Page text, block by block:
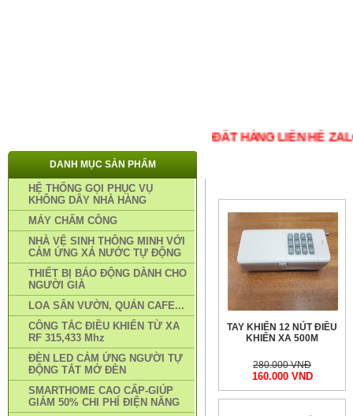
ĐẶT HÀNG LIÊN HỆ ZALO
DANH MỤC SẢN PHẨM
HỆ THỐNG GỌI PHỤC VỤ
KHÔNG DÂY NHÀ HÀNG
MÁY CHẤM CÔNG
NHÀ VỆ SINH THÔNG MINH VỚI
CẢM ỨNG XẢ NƯỚC TỰ ĐỘNG
THIẾT BỊ BÁO ĐỘNG DÀNH CHO
NGƯỜI GIÀ
LOA SÂN VƯỜN, QUÁN CAFE...
CÔNG TẮC ĐIỀU KHIỂN TỪ XA
RF 315,433 Mhz
ĐÈN LED CẢM ỨNG NGƯỜI TỰ
ĐỘNG TẮT MỞ ĐÈN
SMARTHOME CAO CẤP-GIÚP
GIẢM 50% CHI PHÍ ĐIỆN NĂNG
TAY KHIỂN 12 NÚT ĐIỀU
KHIỂN XA 500M
280.000 VNĐ
160.000 VND